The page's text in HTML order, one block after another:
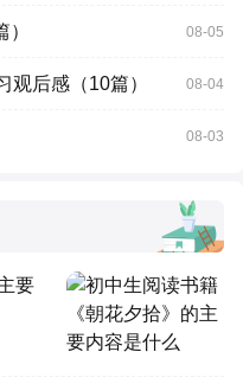
08-05
观后感（10篇） 08-04
08-03
要